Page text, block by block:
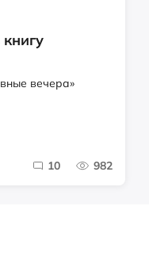
вечера»
10 982